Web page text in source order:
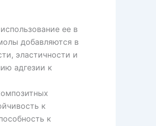
ее в
добавляются в
эластичности и
адгезии к
к
к